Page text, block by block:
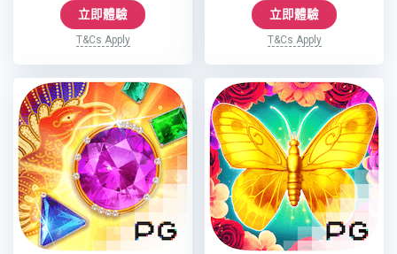
立即體驗
T&Cs Apply
立即體驗
T&Cs Apply